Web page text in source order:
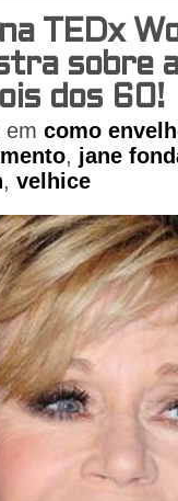
TEDx
sobre
dos 60!
em como
, jane
, velhice